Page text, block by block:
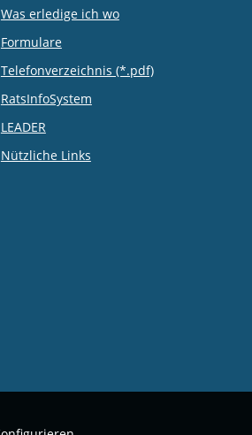
Was erledige ich wo
Formulare
Telefonverzeichnis (*.pdf)
RatsInfoSystem
LEADER
Nützliche Links